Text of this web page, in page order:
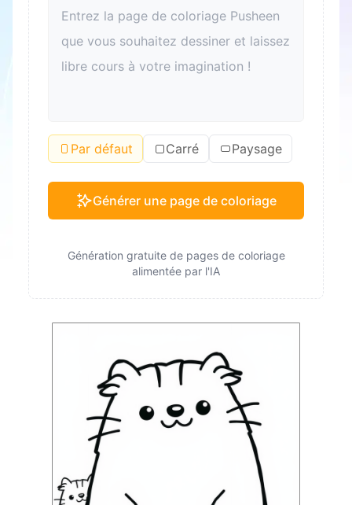
Par défaut Carré Paysage
Générer une page de coloriage
Génération gratuite de pages de coloriage
alimentée par l'IA